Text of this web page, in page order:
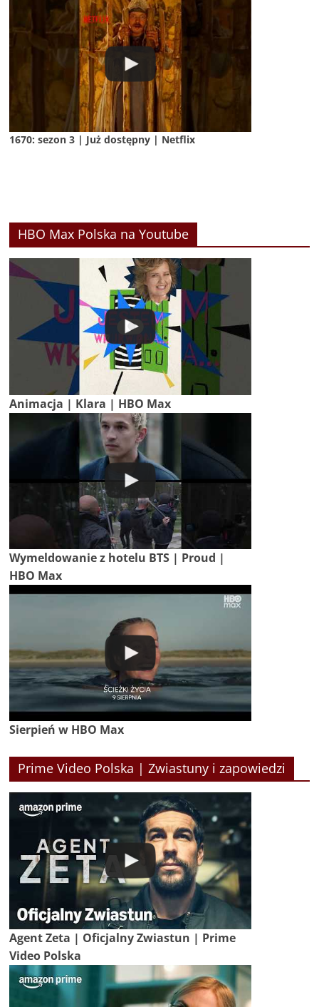
1670: sezon 3 | Już dostępny | Netflix
HBO Max Polska na Youtube
Animacja | Klara | HBO Max
Wymeldowanie z hotelu BTS | Proud |
HBO Max
Sierpień w HBO Max
Prime Video Polska | Zwiastuny i zapowiedzi
Agent Zeta | Oficjalny Zwiastun | Prime
Video Polska